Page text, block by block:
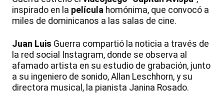
inspirado en la película homónima, que convocó a
miles de dominicanos a las salas de cine.
Juan Luis Guerra compartió la noticia a través de
la red social Instagram, donde se observa al
afamado artista en su estudio de grabación, junto
a su ingeniero de sonido, Allan Leschhorn, y su
directora musical, la pianista Janina Rosado.